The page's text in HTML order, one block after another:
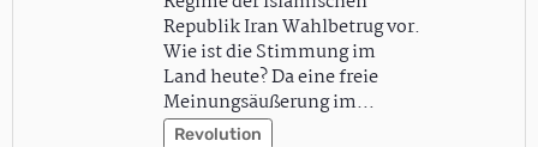
Republik Iran Wahlbetrug vor.
Wie ist die Stimmung im
Land heute? Da eine freie
Meinungsäußerung im…
Revolution